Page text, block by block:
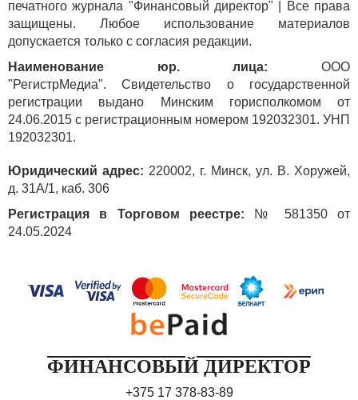
бюджетирования, используемым в финансовом
планировании. Такая комбинация методов
позволяет определить размер необходимых
предприятию ресурсов, устранить диспропорции
между их поступлением и расходованием
и сформировать прогнозную финансовую
отчетность.
печатного журнала "Финансовый директор" | Все права
защищены. Любое использование материалов
допускается только с согласия редакции.
Наименование юр. лица: ООО
"РегистрМедиа". Свидетельство о государственной
регистрации выдано Минским горисполкомом от
24.06.2015 с регистрационным номером 192032301. УНП
192032301.
Юридический адрес: 220002, г. Минск, ул. В. Хоружей,
д. 31А/1, каб. 306
Регистрация в Торговом реестре: № 581350 от
24.05.2024
ФИНАНСОВЫЙ ДИРЕКТОР
+375 17 378-83-89